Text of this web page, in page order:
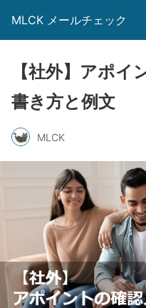
MLCK メールチェック
【社外】アポイ
書き方と例文
MLCK